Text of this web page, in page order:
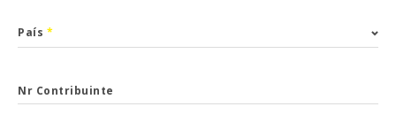
País *
Nr Contribuinte